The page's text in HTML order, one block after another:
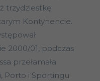
trzydziestkę
Kontynencie.
2000/01, podczas
przełamała
Porto i Sportingu